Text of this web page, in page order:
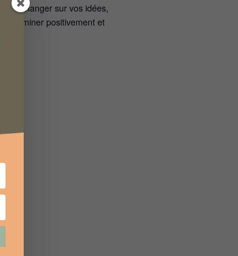
échanger sur vos idées,
cheminer positivement et